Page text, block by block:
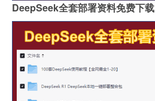
DeepSeek全套部署资料免费下载